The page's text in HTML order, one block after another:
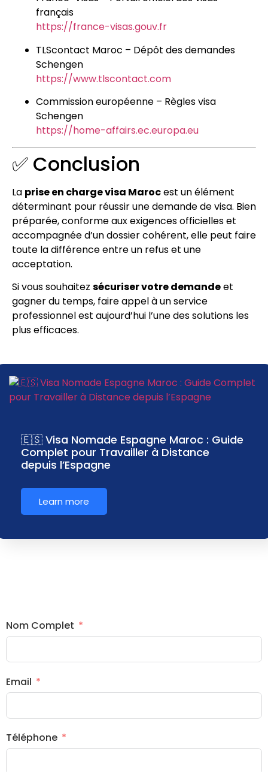
français
https://france-visas.gouv.fr
TLScontact Maroc – Dépôt des demandes
Schengen
https://www.tlscontact.com
Commission européenne – Règles visa
Schengen
https://home-affairs.ec.europa.eu
✅ Conclusion
La prise en charge visa Marocest un élément
déterminant pour réussir une demande de visa. Bien
préparée, conforme aux exigences officielles et
accompagnée d’un dossier cohérent, elle peut faire
toute la différence entre un refus et une
acceptation.
Si vous souhaitez sécuriser votre demandeet
gagner du temps, faire appel à un service
professionnel est aujourd’hui l’une des solutions les
plus efficaces.
🇪🇸 Visa Nomade Espagne Maroc : Guide
Complet pour Travailler à Distance
depuis l’Espagne
Learn more
Nom Complet
Email
Téléphone